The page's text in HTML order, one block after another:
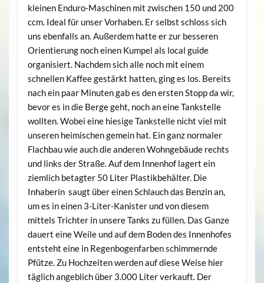
kleinen Enduro-Maschinen mit zwischen 150 und 200
ccm. Ideal für unser Vorhaben. Er selbst schloss sich
uns ebenfalls an. Außerdem hatte er zur besseren
Orientierung noch einen Kumpel als local guide
organisiert. Nachdem sich alle noch mit einem
schnellen Kaffee gestärkt hatten, ging es los. Bereits
nach ein paar Minuten gab es den ersten Stopp da wir,
bevor es in die Berge geht, noch an eine Tankstelle
wollten. Wobei eine hiesige Tankstelle nicht viel mit
unseren heimischen gemein hat. Ein ganz normaler
Flachbau wie auch die anderen Wohngebäude rechts
und links der Straße. Auf dem Innenhof lagert ein
ziemlich betagter 50 Liter Plastikbehälter. Die
Inhaberin saugt über einen Schlauch das Benzin an,
um es in einen 3-Liter-Kanister und von diesem
mittels Trichter in unsere Tanks zu füllen. Das Ganze
dauert eine Weile und auf dem Boden des Innenhofes
entsteht eine in Regenbogenfarben schimmernde
Pfütze. Zu Hochzeiten werden auf diese Weise hier
täglich angeblich über 3.000 Liter verkauft. Der